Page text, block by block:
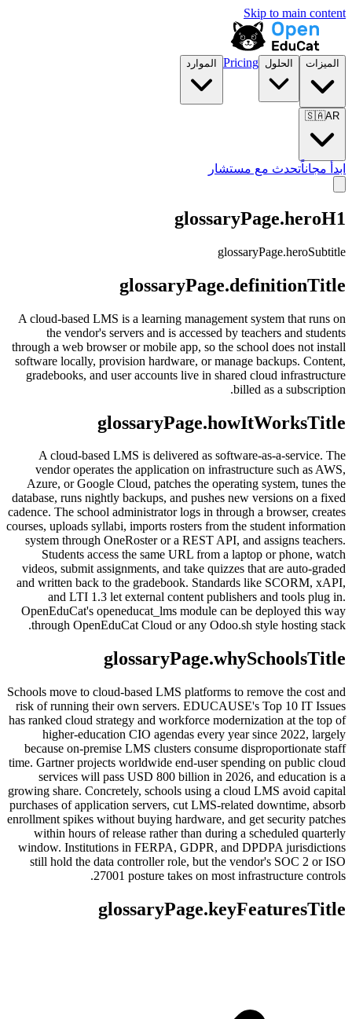
Skip to main content
الميزات الحلول Pricing الموارد
🇸🇦AR
ابدأ مجاناًتحدث مع مستشار
glossaryPage.heroH1
glossaryPage.heroSubtitle
glossaryPage.definitionTitle
A cloud-based LMS is a learning management system that runs on
the vendor's servers and is accessed by teachers and students
through a web browser or mobile app, so the school does not install
software locally, provision hardware, or manage backups. Content,
gradebooks, and user accounts live in shared cloud infrastructure
billed as a subscription.
glossaryPage.howItWorksTitle
A cloud-based LMS is delivered as software-as-a-service. The
vendor operates the application on infrastructure such as AWS,
Azure, or Google Cloud, patches the operating system, tunes the
database, runs nightly backups, and pushes new versions on a fixed
cadence. The school administrator logs in through a browser, creates
courses, uploads syllabi, imports rosters from the student information
system through OneRoster or a REST API, and assigns teachers.
Students access the same URL from a laptop or phone, watch
videos, submit assignments, and take quizzes that are auto-graded
and written back to the gradebook. Standards like SCORM, xAPI,
and LTI 1.3 let external content publishers and tools plug in.
OpenEduCat's openeducat_lms module can be deployed this way
through OpenEduCat Cloud or any Odoo.sh style hosting stack.
glossaryPage.whySchoolsTitle
Schools move to cloud-based LMS platforms to remove the cost and
risk of running their own servers. EDUCAUSE's Top 10 IT Issues
has ranked cloud strategy and workforce modernization at the top of
higher-education CIO agendas every year since 2022, largely
because on-premise LMS clusters consume disproportionate staff
time. Gartner projects worldwide end-user spending on public cloud
services will pass USD 800 billion in 2026, and education is a
growing share. Concretely, schools using a cloud LMS avoid capital
purchases of application servers, cut LMS-related downtime, absorb
enrollment spikes without buying hardware, and get security patches
within hours of release rather than during a scheduled quarterly
window. Institutions in FERPA, GDPR, and DPDPA jurisdictions
still hold the data controller role, but the vendor's SOC 2 or ISO
27001 posture takes on most infrastructure controls.
glossaryPage.keyFeaturesTitle